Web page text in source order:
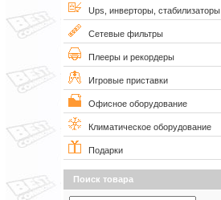
Ups, инверторы, стабилизаторы
Сетевые фильтры
Плееры и рекордеры
Игровые приставки
Офисное оборудование
Климатическое оборудование
Подарки
Поиск товара